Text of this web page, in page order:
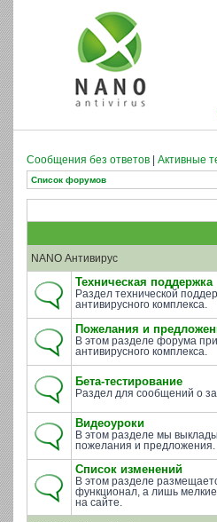
Сообщения без ответов Активные
Список форумов
NANO Антивирус
Техническая поддержка
Раздел технической
антивирусного комплекса.
Пожелания и
В этом разделе форума
антивирусного комплекса.
Бета-тестирование
Раздел для сообщений о
Видеоуроки
В этом разделе мы
пожелания и предложения.
Список изменений
В этом разделе
функционал, а лишь мелкие
на сайте.